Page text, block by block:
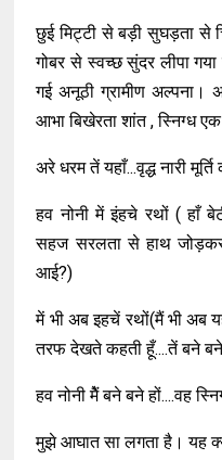
छुई मिट्टी से बड़ी सुघड़ता से
गोबर से स्वच्छ सुंदर लीपा
गई अनूठी ग्रामीण अल्पना।
आभा बिखेरता शांत , स्निग्ध
अरे धरम तें यहाँ...वृद्ध नारी
हव नोनी में इंहचे रथों ( हाँ
सहज सरलता से हाथ
आई?)
में भी अब इहचें रथों(मैं भी अब
तरफ देखते कहती हूँ....तें बने
हव नोनी मेैं बने बने हों....वह
मुझे आघात सा लगता है। यह